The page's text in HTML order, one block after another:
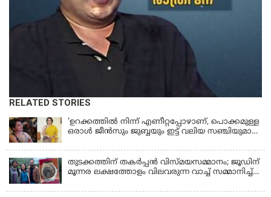
RELATED STORIES
'ഉറക്കത്തിൽ നിന്ന് എണീറ്റപ്പോഴാണ്, പൊക്കമുള്ള
ഒരാൾ ജീൻസും ജുബ്ബയും ഇട്ട് വലിയ സഞ്ചിയുമായി
മരിച്ചുപോയെന്ന് പറഞ്ഞു; ആത്മാക്കളെ കണ്ടിട്ടു
ഉണ്ടെന്ന് നടി ലെന
തുടക്കത്തിന് തകർപ്പൻ വിസ്മയസമ്മാനം; ജൂഡിന്
മൂന്നര ലക്ഷത്തോളം വിലവരുന്ന വാച്ച് സമ്മാനിച്ച്